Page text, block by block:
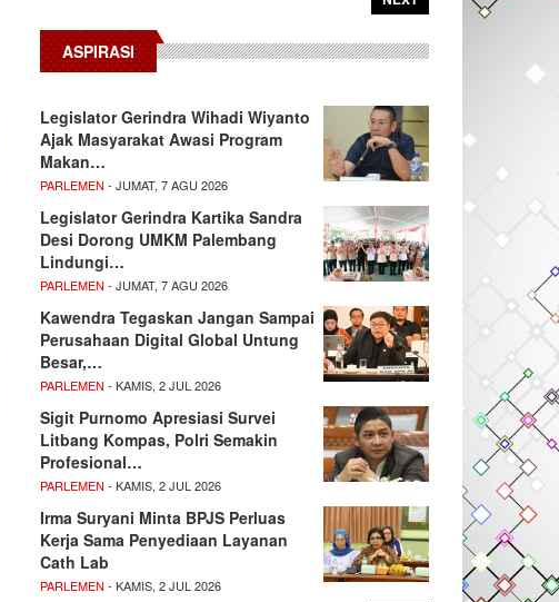
ASPIRASI
Legislator Gerindra Wihadi Wiyanto
Ajak Masyarakat Awasi Program
Makan…
PARLEMEN - JUMAT, 7 AGU 2026
Legislator Gerindra Kartika Sandra
Desi Dorong UMKM Palembang
Lindungi…
PARLEMEN - JUMAT, 7 AGU 2026
Kawendra Tegaskan Jangan Sampai
Perusahaan Digital Global Untung
Besar,…
PARLEMEN - KAMIS, 2 JUL 2026
Sigit Purnomo Apresiasi Survei
Litbang Kompas, Polri Semakin
Profesional…
PARLEMEN - KAMIS, 2 JUL 2026
Irma Suryani Minta BPJS Perluas
Kerja Sama Penyediaan Layanan
Cath Lab
PARLEMEN - KAMIS, 2 JUL 2026